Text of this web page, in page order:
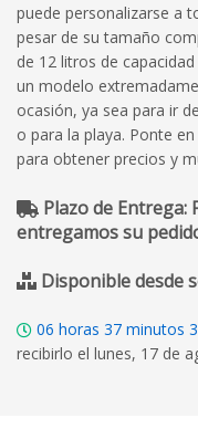
puede personalizarse a
pesar de su tamaño
de 12 litros de
un modelo
ocasión, ya sea para ir
o para la playa. Ponte
para obtener precios y
Plazo de Entrega:
entregamos su
Disponible desde
06 horas 37 minutos
recibirlo el lunes, 17 de